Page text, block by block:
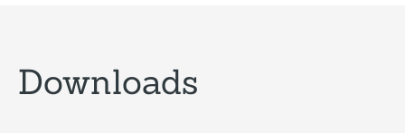
Downloads